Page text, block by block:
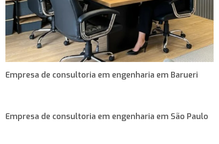
Empresa de consultoria em engenharia em Barueri